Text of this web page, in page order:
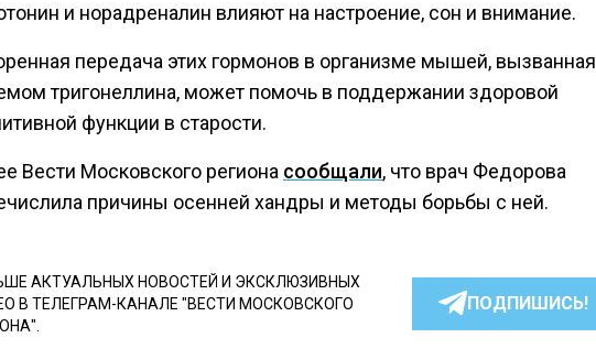
и норадреналин влияют на настроение, сон и внимание.
передача этих гормонов в организме мышей, вызванная
тригонеллина, может помочь в поддержании здоровой
функции в старости.
Вести Московского региона сообщали, что врач Федорова
причины осенней хандры и методы борьбы с ней.
АКТУАЛЬНЫХ НОВОСТЕЙ И ЭКСКЛЮЗИВНЫХ
В ТЕЛЕГРАМ-КАНАЛЕ "ВЕСТИ МОСКОВСКОГО
ПОДПИШИСЬ!